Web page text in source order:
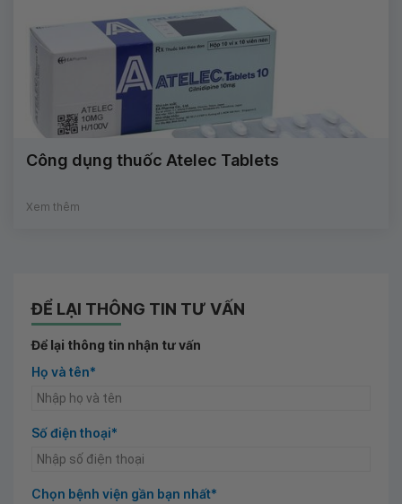
Công dụng thuốc Atelec Tablets
Xem thêm
ĐỂ LẠI THÔNG TIN TƯ VẤN
Để lại thông tin nhận tư vấn
Họ và tên*
Số điện thoại*
Chọn bệnh viện gần bạn nhất*